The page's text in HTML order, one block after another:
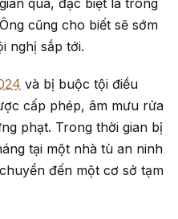
cũng cho biết sẽ sớm
nghị sắp tới.
và bị buộc tội điều
cấp phép, âm mưu rửa
phạt. Trong thời gian bị
tại một nhà tù an ninh
đến một cơ sở tạm